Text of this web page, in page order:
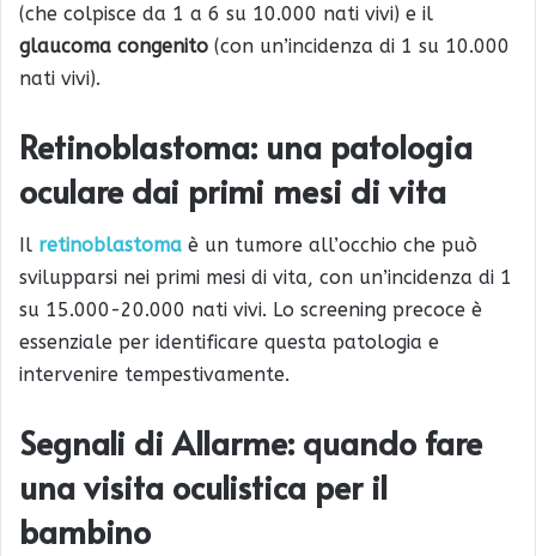
(che colpisce da 1 a 6 su 10.000 nati vivi) e il
glaucoma congenito (con un’incidenza di 1 su 10.000
nati vivi).
Retinoblastoma: una patologia
oculare dai primi mesi di vita
Il retinoblastoma è un tumore all’occhio che può
svilupparsi nei primi mesi di vita, con un’incidenza di 1
su 15.000-20.000 nati vivi. Lo screening precoce è
essenziale per identificare questa patologia e
intervenire tempestivamente.
Segnali di Allarme: quando fare
una visita oculistica per il
bambino